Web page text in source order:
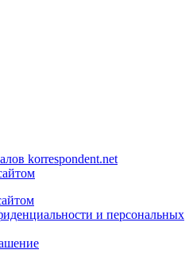
korrespondent.net
и персональных